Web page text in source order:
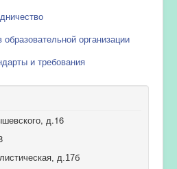
организации
и требования
д.16
д.17б